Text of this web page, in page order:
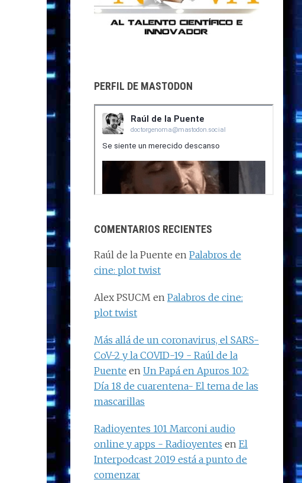
PERFIL DE MASTODON
COMENTARIOS RECIENTES
Raúl de la Puente en Palabros de
cine: plot twist
Alex PSUCM en Palabros de cine:
plot twist
Más allá de un coronavirus, el SARS-
CoV-2 y la COVID-19 - Raúl de la
Puente en Un Papá en Apuros 102:
Día 18 de cuarentena- El tema de las
mascarillas
Radioyentes 101 Marconi audio
online y apps - Radioyentes en El
Interpodcast 2019 está a punto de
comenzar